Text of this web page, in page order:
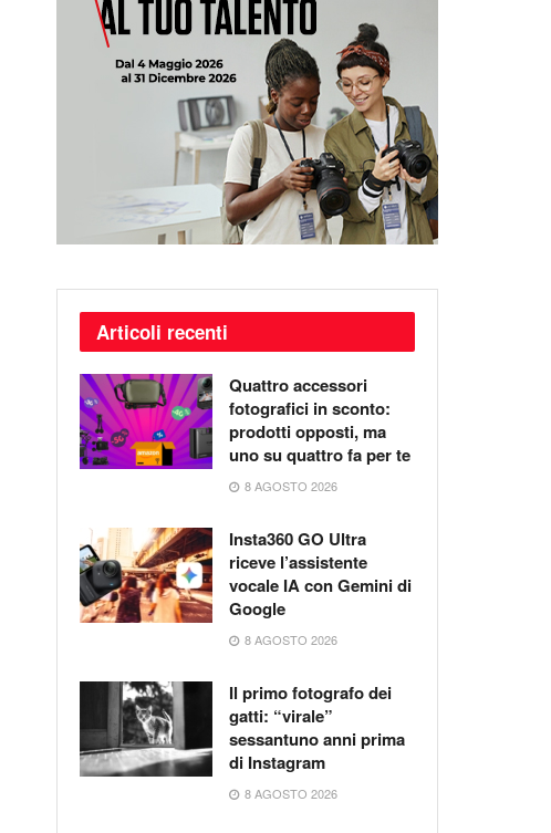
Articoli recenti
Quattro accessori
fotografici in sconto:
prodotti opposti, ma
uno su quattro fa per te
8 AGOSTO 2026
Insta360 GO Ultra
riceve l’assistente
vocale IA con Gemini di
Google
8 AGOSTO 2026
Il primo fotografo dei
gatti: “virale”
sessantuno anni prima
di Instagram
8 AGOSTO 2026